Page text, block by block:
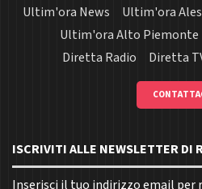
Ultim'ora News
Ultim'ora
Ultim'ora Alto Piemonte
Diretta Radio
Diretta
ISCRIVITI ALLE NEWSLETTER DI
Inserisci il tuo indirizzo email per